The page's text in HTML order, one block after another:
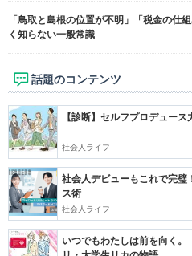
「鳥取と島根の位置が不明」「税金の仕
く知らない一般常識
話題のコンテンツ
【診断】セルフプロデュー
社会人ライフ
社会人デビューもこれで完
ス術
社会人ライフ
いつでもわたしは前を向く